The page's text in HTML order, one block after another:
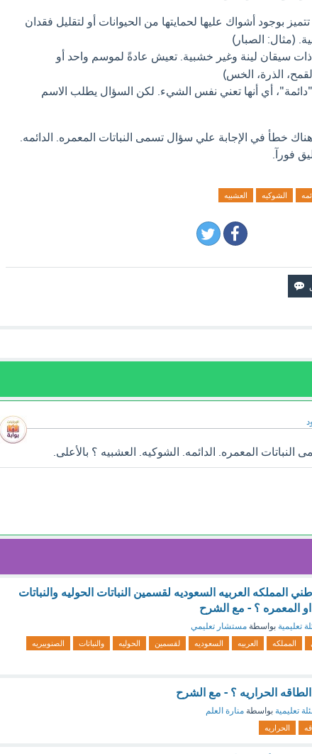
بوجود أشواك عليها لحمايتها من الحيوانات أو لتقليل فقدان
(مثال: الصبار)
سيقان لينة وغير خشبية. تعيش عادةً لموسم واحد أو
الذرة، الخس)
أي أنها تعني نفس الشيء. لكن السؤال يطلب الاسم
خطأ في الإجابة علي سؤال تسمى النباتات المعمره. الدائمه.
فورآ.
الشوكيه العشبيه
المعمره. الدائمه. الشوكيه. العشبيه ؟ بالأعلى.
المملكه العربيه السعوديه لقسمين النباتات الحوليه والنباتات
او المعمره ؟ - مع الشرح
تعليمية بواسطة مستشار تعليمي
المملكه العربيه السعوديه لقسمين الحوليه والنباتات
الصنوبيريه
الحراريه ؟ - مع الشرح
تعليمية بواسطة منارة العلم
الحراريه